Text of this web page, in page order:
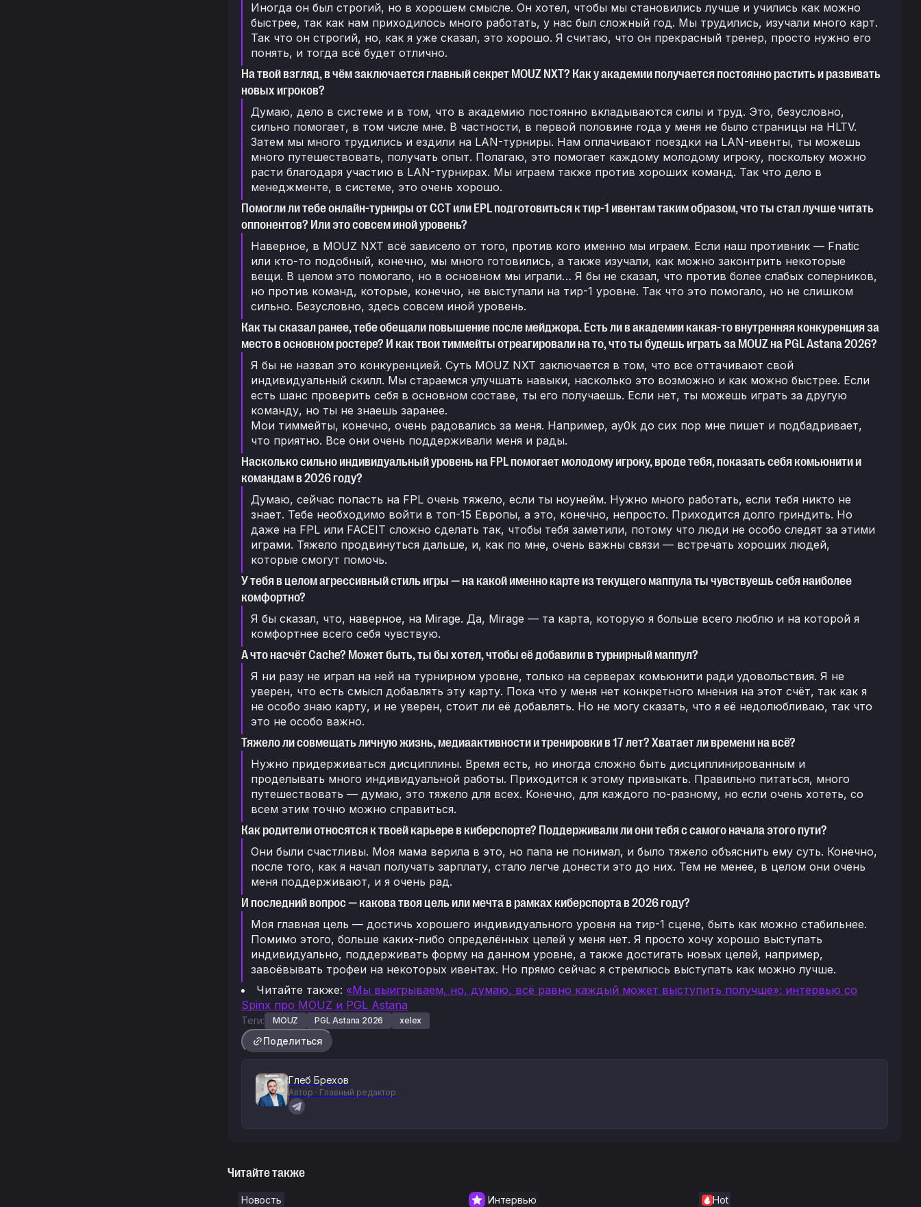
Иногда он был строгий, но в хорошем смысле. Он хотел, чтобы мы становились лучше и учились как можно
быстрее, так как нам приходилось много работать, у нас был сложный год. Мы трудились, изучали много карт.
Так что он строгий, но, как я уже сказал, это хорошо. Я считаю, что он прекрасный тренер, просто нужно его
понять, и тогда всё будет отлично.
На твой взгляд, в чём заключается главный секрет MOUZ NXT? Как у академии получается постоянно растить и развивать
новых игроков?
Думаю, дело в системе и в том, что в академию постоянно вкладываются силы и труд. Это, безусловно,
сильно помогает, в том числе мне. В частности, в первой половине года у меня не было страницы на HLTV.
Затем мы много трудились и ездили на LAN-турниры. Нам оплачивают поездки на LAN-ивенты, ты можешь
много путешествовать, получать опыт. Полагаю, это помогает каждому молодому игроку, поскольку можно
расти благодаря участию в LAN-турнирах. Мы играем также против хороших команд. Так что дело в
менеджменте, в системе, это очень хорошо.
Помогли ли тебе онлайн-турниры от CCT или EPL подготовиться к тир-1 ивентам таким образом, что ты стал лучше читать
оппонентов? Или это совсем иной уровень?
Наверное, в MOUZ NXT всё зависело от того, против кого именно мы играем. Если наш противник — Fnatic
или кто-то подобный, конечно, мы много готовились, а также изучали, как можно законтрить некоторые
вещи. В целом это помогало, но в основном мы играли… Я бы не сказал, что против более слабых соперников,
но против команд, которые, конечно, не выступали на тир-1 уровне. Так что это помогало, но не слишком
сильно. Безусловно, здесь совсем иной уровень.
Как ты сказал ранее, тебе обещали повышение после мейджора. Есть ли в академии какая-то внутренняя конкуренция за
место в основном ростере? И как твои тиммейты отреагировали на то, что ты будешь играть за MOUZ на PGL Astana 2026?
Я бы не назвал это конкуренцией. Суть MOUZ NXT заключается в том, что все оттачивают свой
индивидуальный скилл. Мы стараемся улучшать навыки, насколько это возможно и как можно быстрее. Если
есть шанс проверить себя в основном составе, ты его получаешь. Если нет, ты можешь играть за другую
команду, но ты не знаешь заранее.
Мои тиммейты, конечно, очень радовались за меня. Например, ay0k до сих пор мне пишет и подбадривает,
что приятно. Все они очень поддерживали меня и рады.
Насколько сильно индивидуальный уровень на FPL помогает молодому игроку, вроде тебя, показать себя комьюнити и
командам в 2026 году?
Думаю, сейчас попасть на FPL очень тяжело, если ты ноунейм. Нужно много работать, если тебя никто не
знает. Тебе необходимо войти в топ-15 Европы, а это, конечно, непросто. Приходится долго гриндить. Но
даже на FPL или FACEIT сложно сделать так, чтобы тебя заметили, потому что люди не особо следят за этими
играми. Тяжело продвинуться дальше, и, как по мне, очень важны связи — встречать хороших людей,
которые смогут помочь.
У тебя в целом агрессивный стиль игры — на какой именно карте из текущего маппула ты чувствуешь себя наиболее
комфортно?
Я бы сказал, что, наверное, на Mirage. Да, Mirage — та карта, которую я больше всего люблю и на которой я
комфортнее всего себя чувствую.
А что насчёт Cache? Может быть, ты бы хотел, чтобы её добавили в турнирный маппул?
Я ни разу не играл на ней на турнирном уровне, только на серверах комьюнити ради удовольствия. Я не
уверен, что есть смысл добавлять эту карту. Пока что у меня нет конкретного мнения на этот счёт, так как я
не особо знаю карту, и не уверен, стоит ли её добавлять. Но не могу сказать, что я её недолюбливаю, так что
это не особо важно.
Тяжело ли совмещать личную жизнь, медиаактивности и тренировки в 17 лет? Хватает ли времени на всё?
Нужно придерживаться дисциплины. Время есть, но иногда сложно быть дисциплинированным и
проделывать много индивидуальной работы. Приходится к этому привыкать. Правильно питаться, много
путешествовать — думаю, это тяжело для всех. Конечно, для каждого по-разному, но если очень хотеть, со
всем этим точно можно справиться.
Как родители относятся к твоей карьере в киберспорте? Поддерживали ли они тебя с самого начала этого пути?
Они были счастливы. Моя мама верила в это, но папа не понимал, и было тяжело объяснить ему суть. Конечно,
после того, как я начал получать зарплату, стало легче донести это до них. Тем не менее, в целом они очень
меня поддерживают, и я очень рад.
И последний вопрос — какова твоя цель или мечта в рамках киберспорта в 2026 году?
Моя главная цель — достичь хорошего индивидуального уровня на тир-1 сцене, быть как можно стабильнее.
Помимо этого, больше каких-либо определённых целей у меня нет. Я просто хочу хорошо выступать
индивидуально, поддерживать форму на данном уровне, а также достигать новых целей, например,
завоёвывать трофеи на некоторых ивентах. Но прямо сейчас я стремлюсь выступать как можно лучше.
Читайте также: «Мы выигрываем, но, думаю, всё равно каждый может выступить получше»: интервью со
Spinx про MOUZ и PGL Astana
Теги: MOUZ PGL Astana 2026 xelex
Поделиться
Глеб Брехов
Автор · Главный редактор
Читайте также
Новость Интервью Hot